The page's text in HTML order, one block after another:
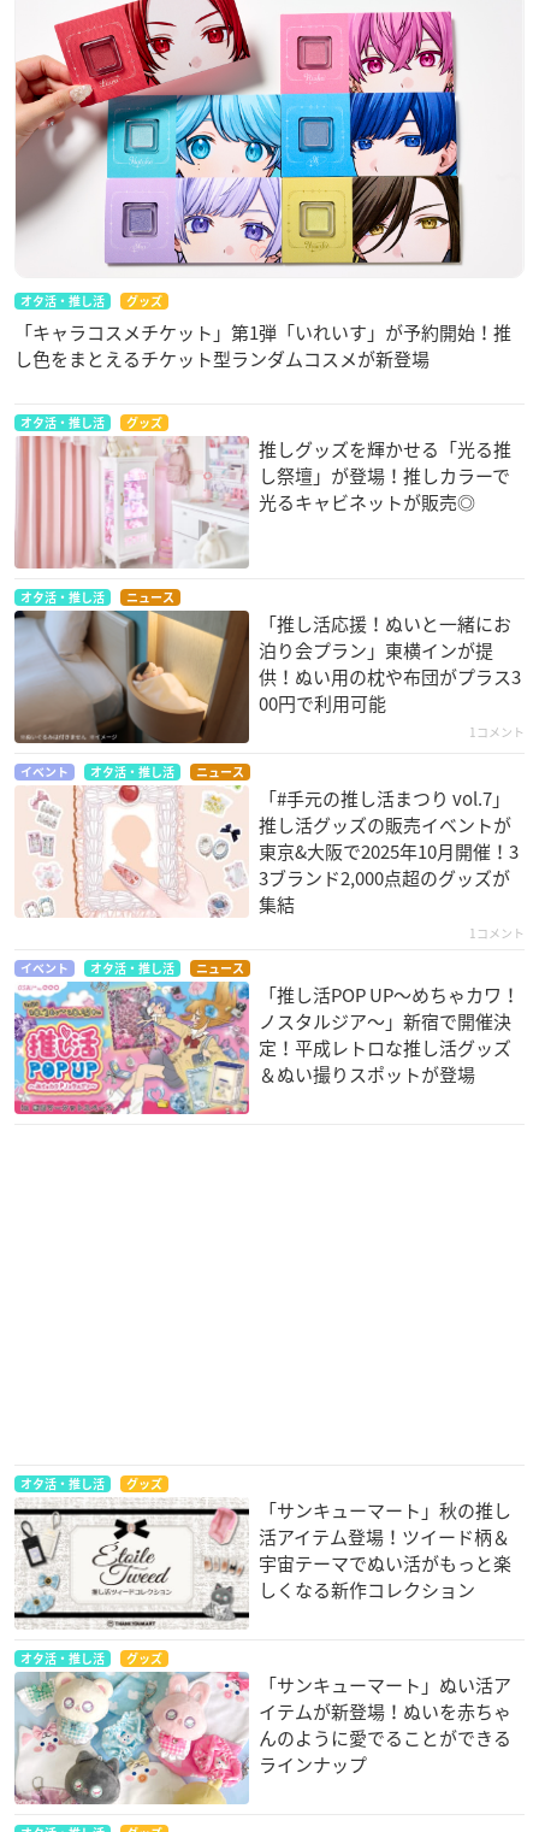
オタ活・推し活 グッズ
「キャラコスメチケット」第1弾「いれいす」が予約開始！推
し色をまとえるチケット型ランダムコスメが新登場
オタ活・推し活 グッズ
推しグッズを輝かせる「光る推
し祭壇」が登場！推しカラーで
光るキャビネットが販売◎
オタ活・推し活 ニュース
「推し活応援！ぬいと一緒にお
泊り会プラン」東横インが提
供！ぬい用の枕や布団がプラス3
00円で利用可能
1コメント
イベント オタ活・推し活 ニュース
「#手元の推し活まつり vol.7」
推し活グッズの販売イベントが
東京&大阪で2025年10月開催！3
3ブランド2,000点超のグッズが
集結
1コメント
イベント オタ活・推し活 ニュース
「推し活POP UP～めちゃカワ！
ノスタルジア～」新宿で開催決
定！平成レトロな推し活グッズ
＆ぬい撮りスポットが登場
オタ活・推し活 グッズ
「サンキューマート」秋の推し
活アイテム登場！ツイード柄＆
宇宙テーマでぬい活がもっと楽
しくなる新作コレクション
オタ活・推し活 グッズ
「サンキューマート」ぬい活ア
イテムが新登場！ぬいを赤ちゃ
んのように愛でることができる
ラインナップ